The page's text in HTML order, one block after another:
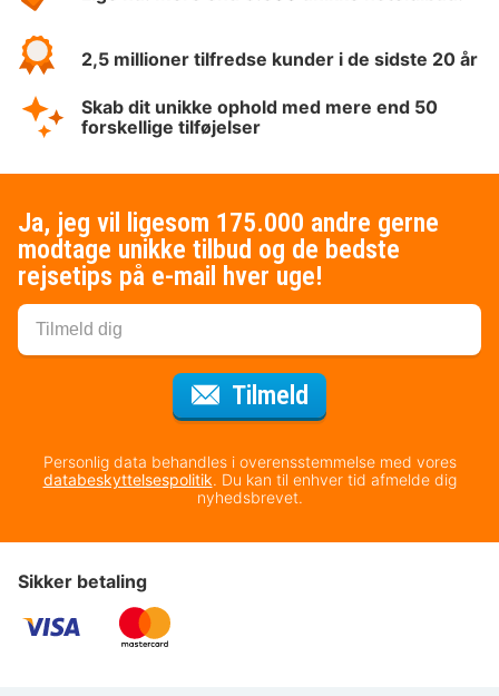
2,5 millioner tilfredse kunder i de sidste 20 år
Skab dit unikke ophold med mere end 50
forskellige tilføjelser
Ja, jeg vil ligesom 175.000 andre gerne
modtage unikke tilbud og de bedste
rejsetips på e-mail hver uge!
Tilmeld
Personlig data behandles i overensstemmelse med vores
databeskyttelsespolitik. Du kan til enhver tid afmelde dig
nyhedsbrevet.
Sikker betaling